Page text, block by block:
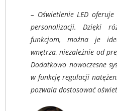
– Oświetlenie LED
personalizacji. Dzięki
funkcjom, można je
wnętrza, niezależnie od
Dodatkowo nowoczesne
w funkcję regulacji
pozwala dostosować